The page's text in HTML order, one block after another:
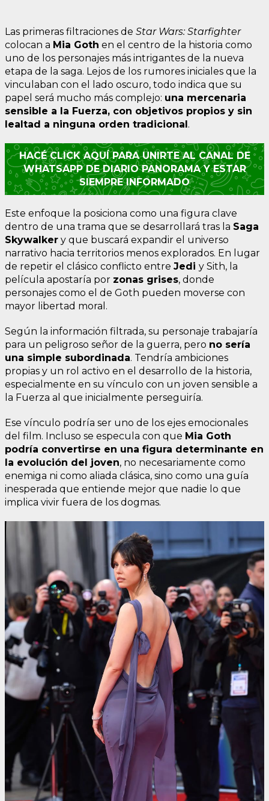
Las primeras filtraciones de Star Wars: Starfighter
colocan a Mia Goth en el centro de la historia como
uno de los personajes más intrigantes de la nueva
etapa de la saga. Lejos de los rumores iniciales que la
vinculaban con el lado oscuro, todo indica que su
papel será mucho más complejo: una mercenaria
sensible a la Fuerza, con objetivos propios y sin
lealtad a ninguna orden tradicional.
HACÉ CLICK AQUÍ PARA UNIRTE AL CANAL DE
WHATSAPP DE DIARIO PANORAMA Y ESTAR
SIEMPRE INFORMADO
Este enfoque la posiciona como una figura clave
dentro de una trama que se desarrollará tras la Saga
Skywalker y que buscará expandir el universo
narrativo hacia territorios menos explorados. En lugar
de repetir el clásico conflicto entre Jedi y Sith, la
película apostaría por zonas grises, donde
personajes como el de Goth pueden moverse con
mayor libertad moral.
Según la información filtrada, su personaje trabajaría
para un peligroso señor de la guerra, pero no sería
una simple subordinada. Tendría ambiciones
propias y un rol activo en el desarrollo de la historia,
especialmente en su vínculo con un joven sensible a
la Fuerza al que inicialmente perseguiría.
Ese vínculo podría ser uno de los ejes emocionales
del film. Incluso se especula con que Mia Goth
podría convertirse en una figura determinante en
la evolución del joven, no necesariamente como
enemiga ni como aliada clásica, sino como una guía
inesperada que entiende mejor que nadie lo que
implica vivir fuera de los dogmas.